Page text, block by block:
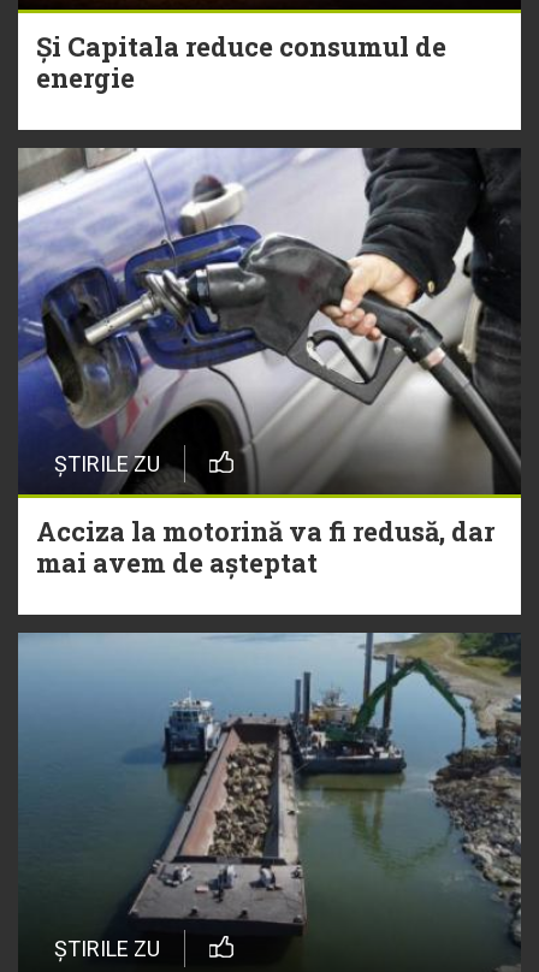
Și Capitala reduce consumul de
energie
ȘTIRILE ZU
Acciza la motorină va fi redusă, dar
mai avem de așteptat
ȘTIRILE ZU